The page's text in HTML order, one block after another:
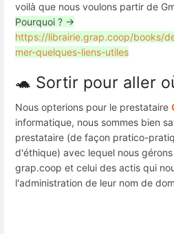
voilà que nous voulons partir de
Pourquoi ? →
https://librairie.grap.coop/books/
mer-quelques-liens-utiles
🐢 Sortir pour aller
Nous opterions pour le prestataire
informatique, nous sommes bien
prestataire (de façon pratico-
d'éthique) avec lequel nous
grap.coop et celui des actis qui
l'administration de leur nom de